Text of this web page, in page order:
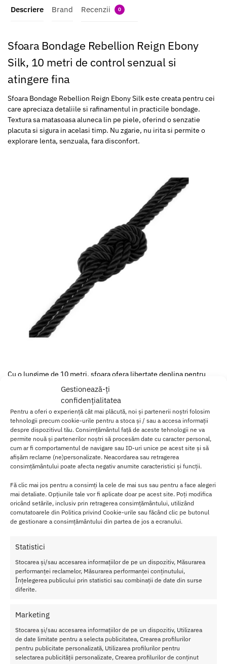
Gestionează-ți
confidențialitatea
Pentru a oferi o experiență cât mai plăcută, noi și partenerii noștri folosim
tehnologii precum cookie-urile pentru a stoca și / sau a accesa informații
despre dispozitivul tău. Consimțământul față de aceste tehnologii ne va
permite nouă și partenerilor noștri să procesăm date cu caracter personal,
cum ar fi comportamentul de navigare sau ID-uri unice pe acest site și să
afișăm reclame (ne)personalizate. Neacordarea sau retragerea
consimțământului poate afecta negativ anumite caracteristici și funcții.
Fă clic mai jos pentru a consimți la cele de mai sus sau pentru a face alegeri
mai detaliate. Opțiunile tale vor fi aplicate doar pe acest site. Poți modifica
oricând setările, inclusiv prin retragerea consimțământului, utilizând
comutatoarele din Politica privind Cookie-urile sau făcând clic pe butonul
de gestionare a consimțământului din partea de jos a ecranului.
Statistici
Stocarea și/sau accesarea informațiilor de pe un dispozitiv, Măsurarea
performanței reclamelor, Măsurarea performanței conținutului,
Înțelegerea publicului prin statistici sau combinații de date din surse
diferite.
Marketing
Stocarea și/sau accesarea informațiilor de pe un dispozitiv, Utilizarea
de date limitate pentru a selecta publicitatea, Crearea profilurilor
pentru publicitate personalizată, Utilizarea profilurilor pentru
selectarea publicității personalizate, Crearea profilurilor de conținut
Descriere Brand Recenzii 0
Sfoara Bondage Rebellion Reign Ebony
Silk, 10 metri de control senzual si
atingere fina
Sfoara Bondage Rebellion Reign Ebony Silk este creata pentru cei
care apreciaza detaliile si rafinamentul in practicile bondage.
Textura sa matasoasa aluneca lin pe piele, oferind o senzatie
placuta si sigura in acelasi timp. Nu zgarie, nu irita si permite o
explorare lenta, senzuala, fara disconfort.
Cu o lungime de 10 metri, sfoara ofera libertate deplina pentru
legaturi simple sau modele complexe, fie ca e vorba de imobilizari
clasice sau tehnici inspirate din shibari. Materialul din poliester
rezistent pastreaza forma nodurilor fara a strange excesiv,
echilibrand perfect controlul cu confortul.
Culoarea neagra si aspectul elegant transforma fiecare sesiune
intr-un joc vizual captivant. Rebellion Reign Ebony Silk nu e doar o
sfoara – e un instrument de explorare intima, creat pentru cupluri
care vor sa combine estetica, senzualitatea si siguranta.
Cum se foloseste Sfoara Bondage
Rebellion Reign Ebony Silk
glezne, bust sau bazin – si incepe cu legaturi simple. Datorita
contact chiar si in timpul miscarii.
Lungimea generoasa permite creativitate: de la noduri functionale
joaca un rol esential in dinamica dominare-supunere.
Dupa utilizare, ruleaza sfoara si depoziteaz-o intr-un loc uscat. Se
poate curata manual cu apa calduta si detergent bland, fara a
compromite finisajul matasos.